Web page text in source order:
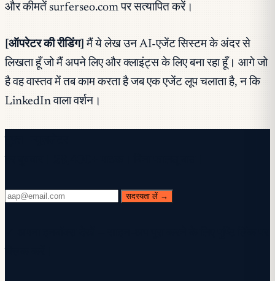
और कीमतें surferseo.com पर सत्यापित करें।
[ऑपरेटर की रीडिंग] मैं ये लेख उन AI-एजेंट सिस्टम के अंदर से
लिखता हूँ जो मैं अपने लिए और क्लाइंट्स के लिए बना रहा हूँ। आगे जो
है वह वास्तव में तब काम करता है जब एक एजेंट लूप चलाता है, न कि
LinkedIn वाला वर्शन।
सदस्यता लें →